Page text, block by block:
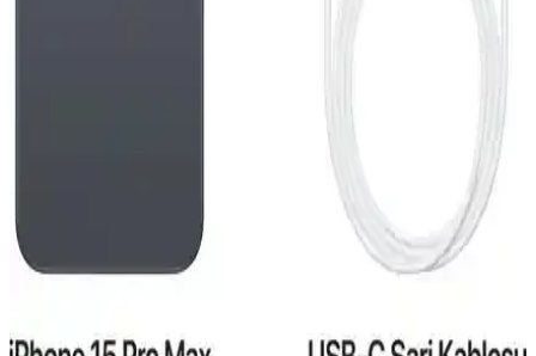
avantajlarıyla günlük ve profesyonel kullanımda fark yaratıyor.
Reeder S19 Max ve Pro Modellerinin Detaylı
Karşılaştırması 2023
ihtiyaçlarınıza daha uygun olduğunu öğrenin.